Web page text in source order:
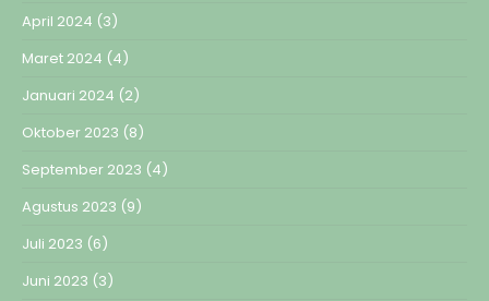
April 2024 (3)
Maret 2024 (4)
Januari 2024 (2)
Oktober 2023 (8)
September 2023 (4)
Agustus 2023 (9)
Juli 2023 (6)
Juni 2023 (3)